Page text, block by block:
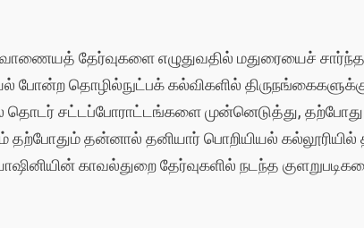
தேர்வுகளை எழுதுவதில் மதுரையைச்
போன்ற தொழில்நுட்பக் கல்விகளில்
தொடர் சட்டப்போராட்டங்களை முன்னெடுத்து, தற்போது
தற்போதும் தன்னால் தனியார் பொறியியல்
காவல்துறை தேர்வுகளில் நடந்த